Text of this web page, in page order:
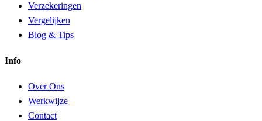
Verzekeringen
Vergelijken
Blog & Tips
Info
Over Ons
Werkwijze
Contact